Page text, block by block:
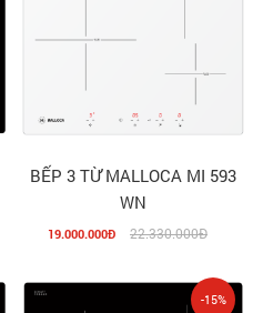
BẾP 3 TỪ MALLOCA MI 593
WN
19.000.000Đ 22.330.000Đ
-15%